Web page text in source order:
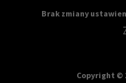
Brak zmiany
Copyright ©